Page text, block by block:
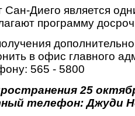
Сан-Диего является
программу
в офис главного
565 - 5800
25
телефон: Джуди